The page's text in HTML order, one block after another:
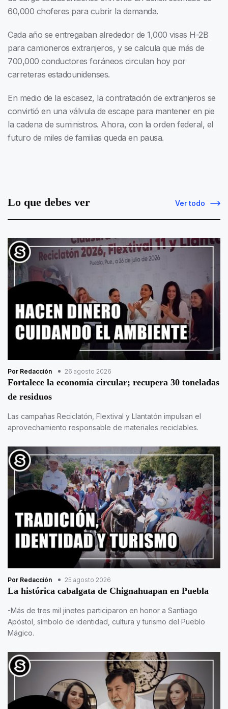
60,000 choferes para cubrir la demanda.
Cada año se entregaban alrededor de 1,000 visas H-2B
para camioneros extranjeros, y se calcula que más de
700,000 conductores foráneos circulan hoy por
carreteras estadounidenses.
En medio de la escasez, la contratación de extranjeros se
convirtió en una válvula de escape para mantener en pie
la cadena de suministros. Ahora, con la orden federal, el
futuro de miles de familias queda en pausa.
Lo que debes ver Ver todo
Por Redacción 26 agosto 2026
Fortalece la economía circular; recupera 30 toneladas
de residuos
Las campañas Reciclatón, Flextival y Llantatón impulsan el
aprovechamiento responsable de materiales reciclables.
Por Redacción 25 agosto 2026
La histórica cabalgata de Chignahuapan en Puebla
-Más de tres mil jinetes participaron en honor a Santiago
Apóstol, símbolo de identidad, cultura y turismo del Pueblo
Mágico.